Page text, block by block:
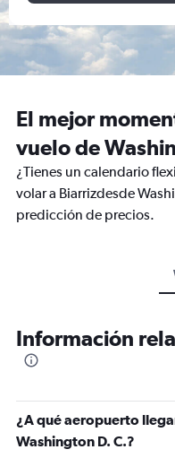
El mejor
vuelo de
¿Tienes un calendario
volar a Biarrizdesde
predicción de precios.
Información
¿A qué aeropuerto
Washington D. C.?